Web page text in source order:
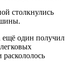
столкнулись
ещё один получил